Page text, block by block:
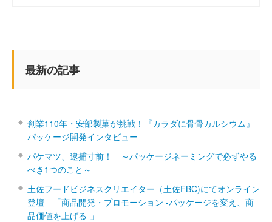
最新の記事
創業110年・安部製菓が挑戦！『カラダに骨骨カルシウム』
パッケージ開発インタビュー
パケマツ、逮捕寸前！ ～パッケージネーミングで必ずやる
べき1つのこと～
土佐フードビジネスクリエイター（土佐FBC)にてオンライン
登壇 「商品開発・プロモーション ‐パッケージを変え、商
品価値を上げる‐」